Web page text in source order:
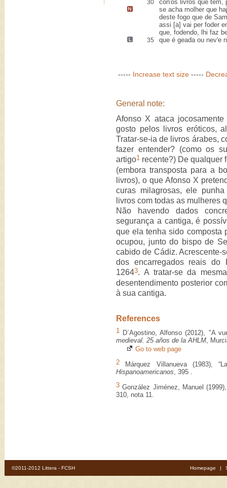
30
con'os livros que tem,
se acha molher que
deste fogo que de
assi [a] vai per foder
que, fodendo, lhi faz
35 que é geada ou nev'e
----- Increase text size -----
General note:
Afonso X ataca
gosto pelos livros eróticos,
Tratar-se-ia de livros árabes,
fazer entender? (como os
artigo1 recente?) De qualquer
(embora transposta para a
livros), o que Afonso X
curas milagrosas, ele
livros com todas as mulheres
Não havendo dados
segurança a cantiga, é
que ela tenha sido composta
ocupou, junto do bispo de
cabido de Cádiz. Acrescente-
dos encarregados reais do
12643. A tratar-se da
desentendimento posterior
à sua cantiga.
References
1
D´Agostino, Alfonso (2012), "A
medieval. 25 años de la AHLM,
Go to web page
2 Márquez Villanueva (1983),
Hispanoamericanos, 395 .
3 González Jiménez, Manuel
310, nota 11.
©2011-2012 Littera - FCSH Homepage |